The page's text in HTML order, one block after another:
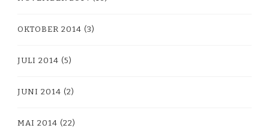
OKTOBER 2014 (3)
JULI 2014 (5)
JUNI 2014 (2)
MAI 2014 (22)